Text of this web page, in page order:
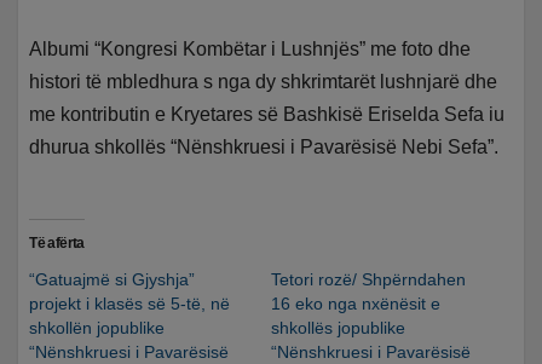
Albumi “Kongresi Kombëtar i Lushnjës” me foto dhe
histori të mbledhura s nga dy shkrimtarët lushnjarë dhe
me kontributin e Kryetares së Bashkisë Eriselda Sefa iu
dhurua shkollës “Nënshkruesi i Pavarësisë Nebi Sefa”.
Të afërta
“Gatuajmë si Gjyshja”
projekt i klasës së 5-të, në
shkollën jopublike
“Nënshkruesi i Pavarësisë
Tetori rozë/ Shpërndahen
16 eko nga nxënësit e
shkollës jopublike
“Nënshkruesi i Pavarësisë